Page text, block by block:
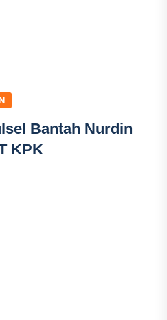
Bantah Nurdin
KPK